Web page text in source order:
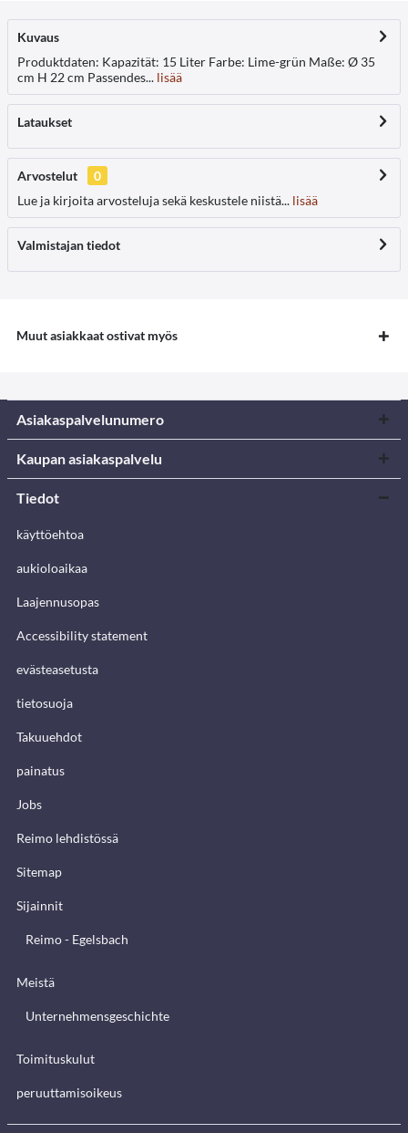
Kuvaus
Produktdaten: Kapazität: 15 Liter Farbe: Lime-grün Maße: Ø 35
cm H 22 cm Passendes... lisää
Lataukset
Arvostelut
0
Lue ja kirjoita arvosteluja sekä keskustele niistä... lisää
Valmistajan tiedot
Muut asiakkaat ostivat myös
Asiakaspalvelunumero
Kaupan asiakaspalvelu
Tiedot
käyttöehtoa
aukioloaikaa
Laajennusopas
Accessibility statement
evästeasetusta
tietosuoja
Takuuehdot
painatus
Jobs
Reimo lehdistössä
Sitemap
Sijainnit
Reimo - Egelsbach
Meistä
Unternehmensgeschichte
Toimituskulut
peruuttamisoikeus